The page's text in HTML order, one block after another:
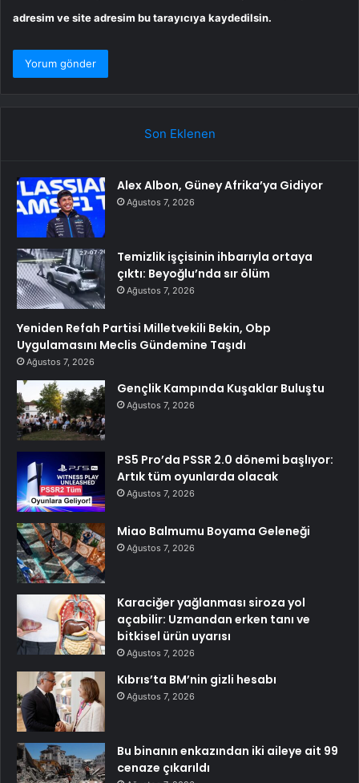
adresim ve site adresim bu tarayıcıya kaydedilsin.
Son Eklenen
Alex Albon, Güney Afrika’ya Gidiyor
Ağustos 7, 2026
Temizlik işçisinin ihbarıyla ortaya
çıktı: Beyoğlu’nda sır ölüm
Ağustos 7, 2026
Yeniden Refah Partisi Milletvekili Bekin, Obp
Uygulamasını Meclis Gündemine Taşıdı
Ağustos 7, 2026
Gençlik Kampında Kuşaklar Buluştu
Ağustos 7, 2026
PS5 Pro’da PSSR 2.0 dönemi başlıyor:
Artık tüm oyunlarda olacak
Ağustos 7, 2026
Miao Balmumu Boyama Geleneği
Ağustos 7, 2026
Karaciğer yağlanması siroza yol
açabilir: Uzmandan erken tanı ve
bitkisel ürün uyarısı
Ağustos 7, 2026
Kıbrıs’ta BM’nin gizli hesabı
Ağustos 7, 2026
Bu binanın enkazından iki aileye ait 99
cenaze çıkarıldı